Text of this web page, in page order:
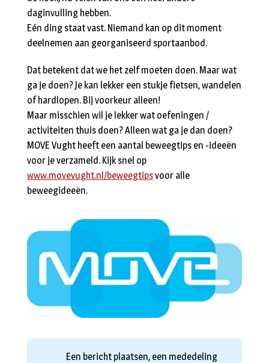
daginvulling hebben.
Eén ding staat vast. Niemand kan op dit moment
deelnemen aan georganiseerd sportaanbod.
Dat betekent dat we het zelf moeten doen. Maar wat
ga je doen? Je kan lekker een stukje fietsen, wandelen
of hardlopen. Bij voorkeur alleen!
Maar misschien wil je lekker wat oefeningen /
activiteiten thuis doen? Alleen wat ga je dan doen?
MOVE Vught heeft een aantal beweegtips en -ideeën
voor je verzameld. Kijk snel op
www.movevught.nl/beweegtipsvoor alle
beweegideeën.
Een bericht plaatsen, een mededeling